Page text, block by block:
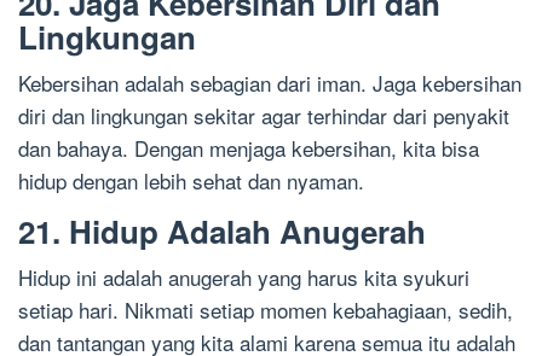
Lingkungan
Kebersihan adalah sebagian dari iman. Jaga kebersihan
diri dan lingkungan sekitar agar terhindar dari penyakit
dan bahaya. Dengan menjaga kebersihan, kita bisa
hidup dengan lebih sehat dan nyaman.
21. Hidup Adalah Anugerah
Hidup ini adalah anugerah yang harus kita syukuri
setiap hari. Nikmati setiap momen kebahagiaan, sedih,
dan tantangan yang kita alami karena semua itu adalah